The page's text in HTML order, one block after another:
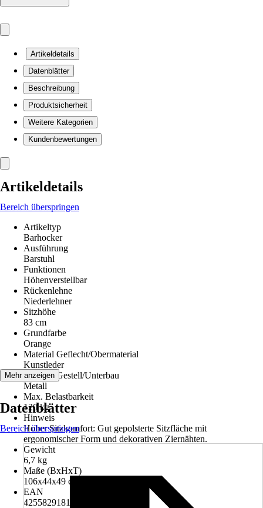
Artikeldetails
Datenblätter
Beschreibung
Produktsicherheit
Weitere Kategorien
Kundenbewertungen
Artikeldetails
Bereich überspringen
Artikeltyp
Barhocker
Ausführung
Barstuhl
Funktionen
Höhenverstellbar
Rückenlehne
Niederlehner
Sitzhöhe
83 cm
Grundfarbe
Orange
Material Geflecht/Obermaterial
Kunstleder
Material Gestell/Unterbau
Metall
Max. Belastbarkeit
120 kg
Hinweis
Hoher Sitzkomfort: Gut gepolsterte Sitzfläche mit
ergonomischer Form und dekorativen Ziernähten.
Gewicht
6,7 kg
Maße (BxHxT)
106x44x49 cm
EAN
4255829181638
Mehr anzeigen
Datenblätter
Bereich überspringen